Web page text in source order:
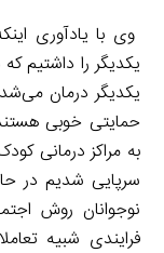
وی با یادآوری
یکدیگر را داشتیم که
یکدیگر درمان
حمایتی خوبی
به مراکز درمانی
سرپایی شدیم در
نوجوانان روش
فرایندی شبیه